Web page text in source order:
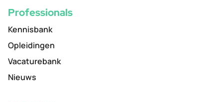
Professionals
Kennisbank
Opleidingen
Vacaturebank
Nieuws